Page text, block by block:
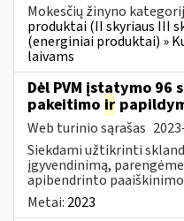
Mokesčių žinyno
produktai (II skyriaus III
(energiniai produktai) »
laivams
Dėl PVM įstatymo
pakeitimo ir
Web turinio sąrašas
Siekdami užtikrinti
įgyvendinimą,
apibendrinto
Metai: 2023